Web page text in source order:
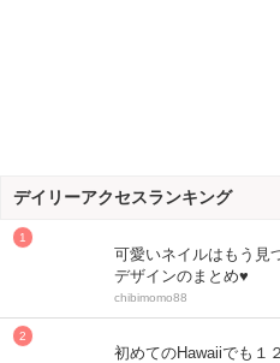
デイリーアクセスランキング
可愛いネイルはもう見
デザインのまとめ♥
chibimomo88
初めてのHawaiiでも１